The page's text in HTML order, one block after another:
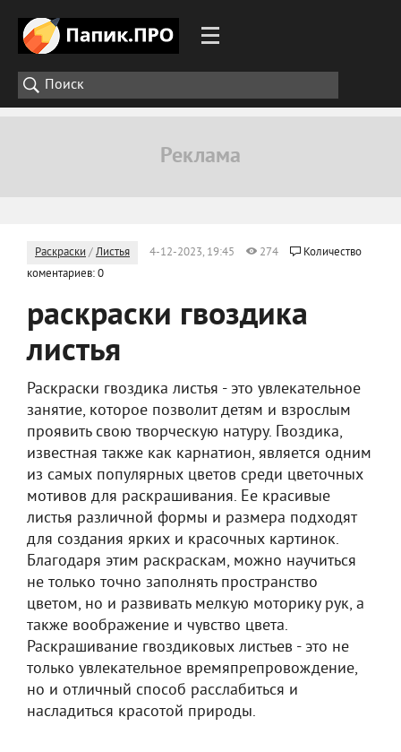
Раскраски /Листья 4-12-2023, 19:45 274
Количество
коментариев: 0
раскраски гвоздика
листья
Раскраски гвоздика листья - это увлекательное
занятие, которое позволит детям и взрослым
проявить свою творческую натуру. Гвоздика,
известная также как карнатион, является одним
из самых популярных цветов среди цветочных
мотивов для раскрашивания. Ее красивые
листья различной формы и размера подходят
для создания ярких и красочных картинок.
Благодаря этим раскраскам, можно научиться
не только точно заполнять пространство
цветом, но и развивать мелкую моторику рук, а
также воображение и чувство цвета.
Раскрашивание гвоздиковых листьев - это не
только увлекательное времяпрепровождение,
но и отличный способ расслабиться и
насладиться красотой природы.